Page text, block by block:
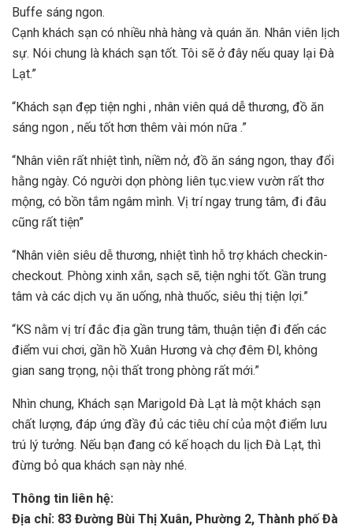
Buffe sáng ngon.
Cạnh khách sạn có nhiều nhà hàng và quán ăn. Nhân viên lịch
sự. Nói chung là khách sạn tốt. Tôi sẽ ở đây nếu quay lại Đà
Lạt.”
“Khách sạn đẹp tiện nghi , nhân viên quá dễ thương, đồ ăn
sáng ngon , nếu tốt hơn thêm vài món nữa .”
“Nhân viên rất nhiệt tình, niềm nở, đồ ăn sáng ngon, thay đổi
hằng ngày. Có người dọn phòng liên tục.view vườn rất thơ
mộng, có bồn tắm ngâm mình. Vị trí ngay trung tâm, đi đâu
cũng rất tiện”
“Nhân viên siêu dễ thương, nhiệt tình hỗ trợ khách checkin-
checkout. Phòng xinh xắn, sạch sẽ, tiện nghi tốt. Gần trung
tâm và các dịch vụ ăn uống, nhà thuốc, siêu thị tiện lợi.”
“KS nằm vị trí đắc địa gần trung tâm, thuận tiện đi đến các
điểm vui chơi, gần hồ Xuân Hương và chợ đêm Đl, không
gian sang trọng, nội thất trong phòng rất mới.”
Nhìn chung, Khách sạn Marigold Đà Lạt là một khách sạn
chất lượng, đáp ứng đầy đủ các tiêu chí của một điểm lưu
trú lý tưởng. Nếu bạn đang có kế hoạch du lịch Đà Lạt, thì
đừng bỏ qua khách sạn này nhé.
Thông tin liên hệ:
Địa chỉ: 83 Đường Bùi Thị Xuân, Phường 2, Thành phố Đà